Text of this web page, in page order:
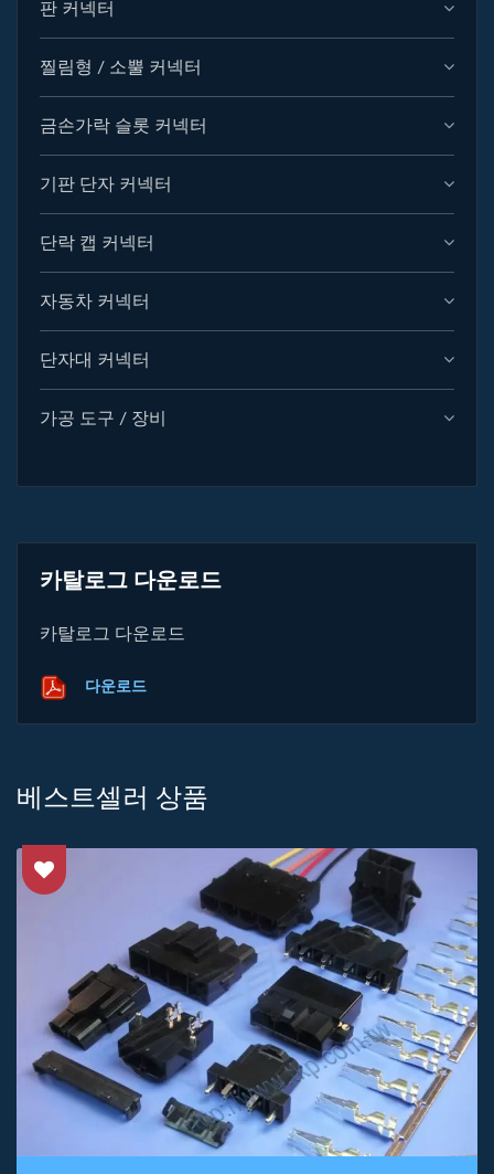
판 커넥터
찔림형 / 소뿔 커넥터
금손가락 슬롯 커넥터
기판 단자 커넥터
단락 캡 커넥터
자동차 커넥터
단자대 커넥터
가공 도구 / 장비
카탈로그 다운로드
카탈로그 다운로드
다운로드
베스트셀러 상품